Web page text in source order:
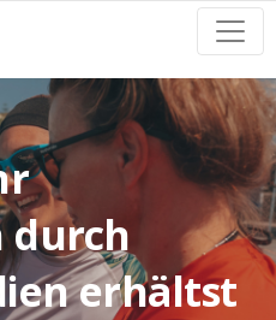
durch
erhältst